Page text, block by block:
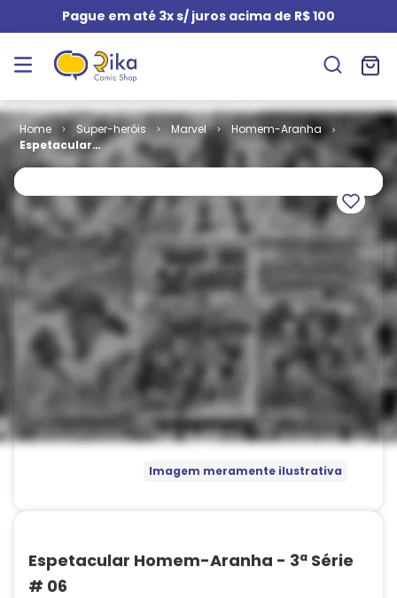
Pague em até 3x s/ juros acima de R$ 100
Super-heróis Marvel
Homem-Aranha
Espetacular
Homem-
Série # 06
Imagem meramente ilustrativa
Espetacular Homem-Aranha - 3ª Série
# 06